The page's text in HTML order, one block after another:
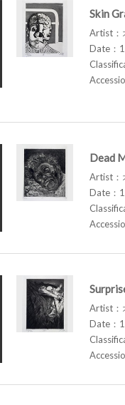
Skin
Artist：
Date：
Dead
Artist：
Date：
Artist：
Date：